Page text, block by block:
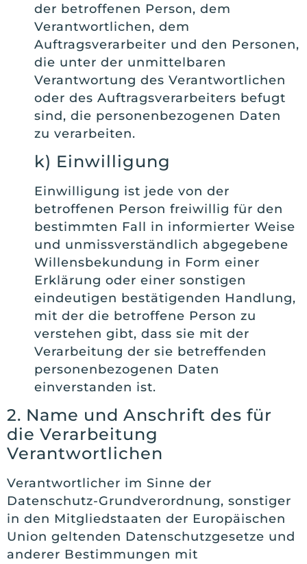
der betroffenen Person, dem
Verantwortlichen, dem
Auftragsverarbeiter und den Personen,
die unter der unmittelbaren
Verantwortung des Verantwortlichen
oder des Auftragsverarbeiters befugt
sind, die personenbezogenen Daten
zu verarbeiten.
k) Einwilligung
Einwilligung ist jede von der
betroffenen Person freiwillig für den
bestimmten Fall in informierter Weise
und unmissverständlich abgegebene
Willensbekundung in Form einer
Erklärung oder einer sonstigen
eindeutigen bestätigenden Handlung,
mit der die betroffene Person zu
verstehen gibt, dass sie mit der
Verarbeitung der sie betreffenden
personenbezogenen Daten
einverstanden ist.
2. Name und Anschrift des für
die Verarbeitung
Verantwortlichen
Verantwortlicher im Sinne der
Datenschutz-Grundverordnung, sonstiger
in den Mitgliedstaaten der Europäischen
Union geltenden Datenschutzgesetze und
anderer Bestimmungen mit